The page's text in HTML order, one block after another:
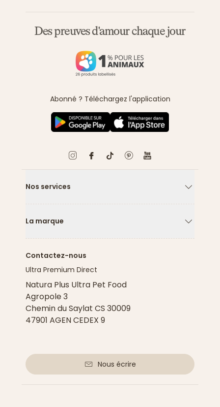
Des preuves d'amour chaque jour
Abonné ? Téléchargez l'application
Nos services
La marque
Contactez-nous
Ultra Premium Direct
Natura Plus Ultra Pet Food
Agropole 3
Chemin du Saylat CS 30009
47901 AGEN CEDEX 9
Nous écrire